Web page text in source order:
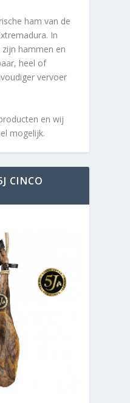
ham van de
In
hammen en
heel of
vervoer
en wij
mogelijk.
CINCO